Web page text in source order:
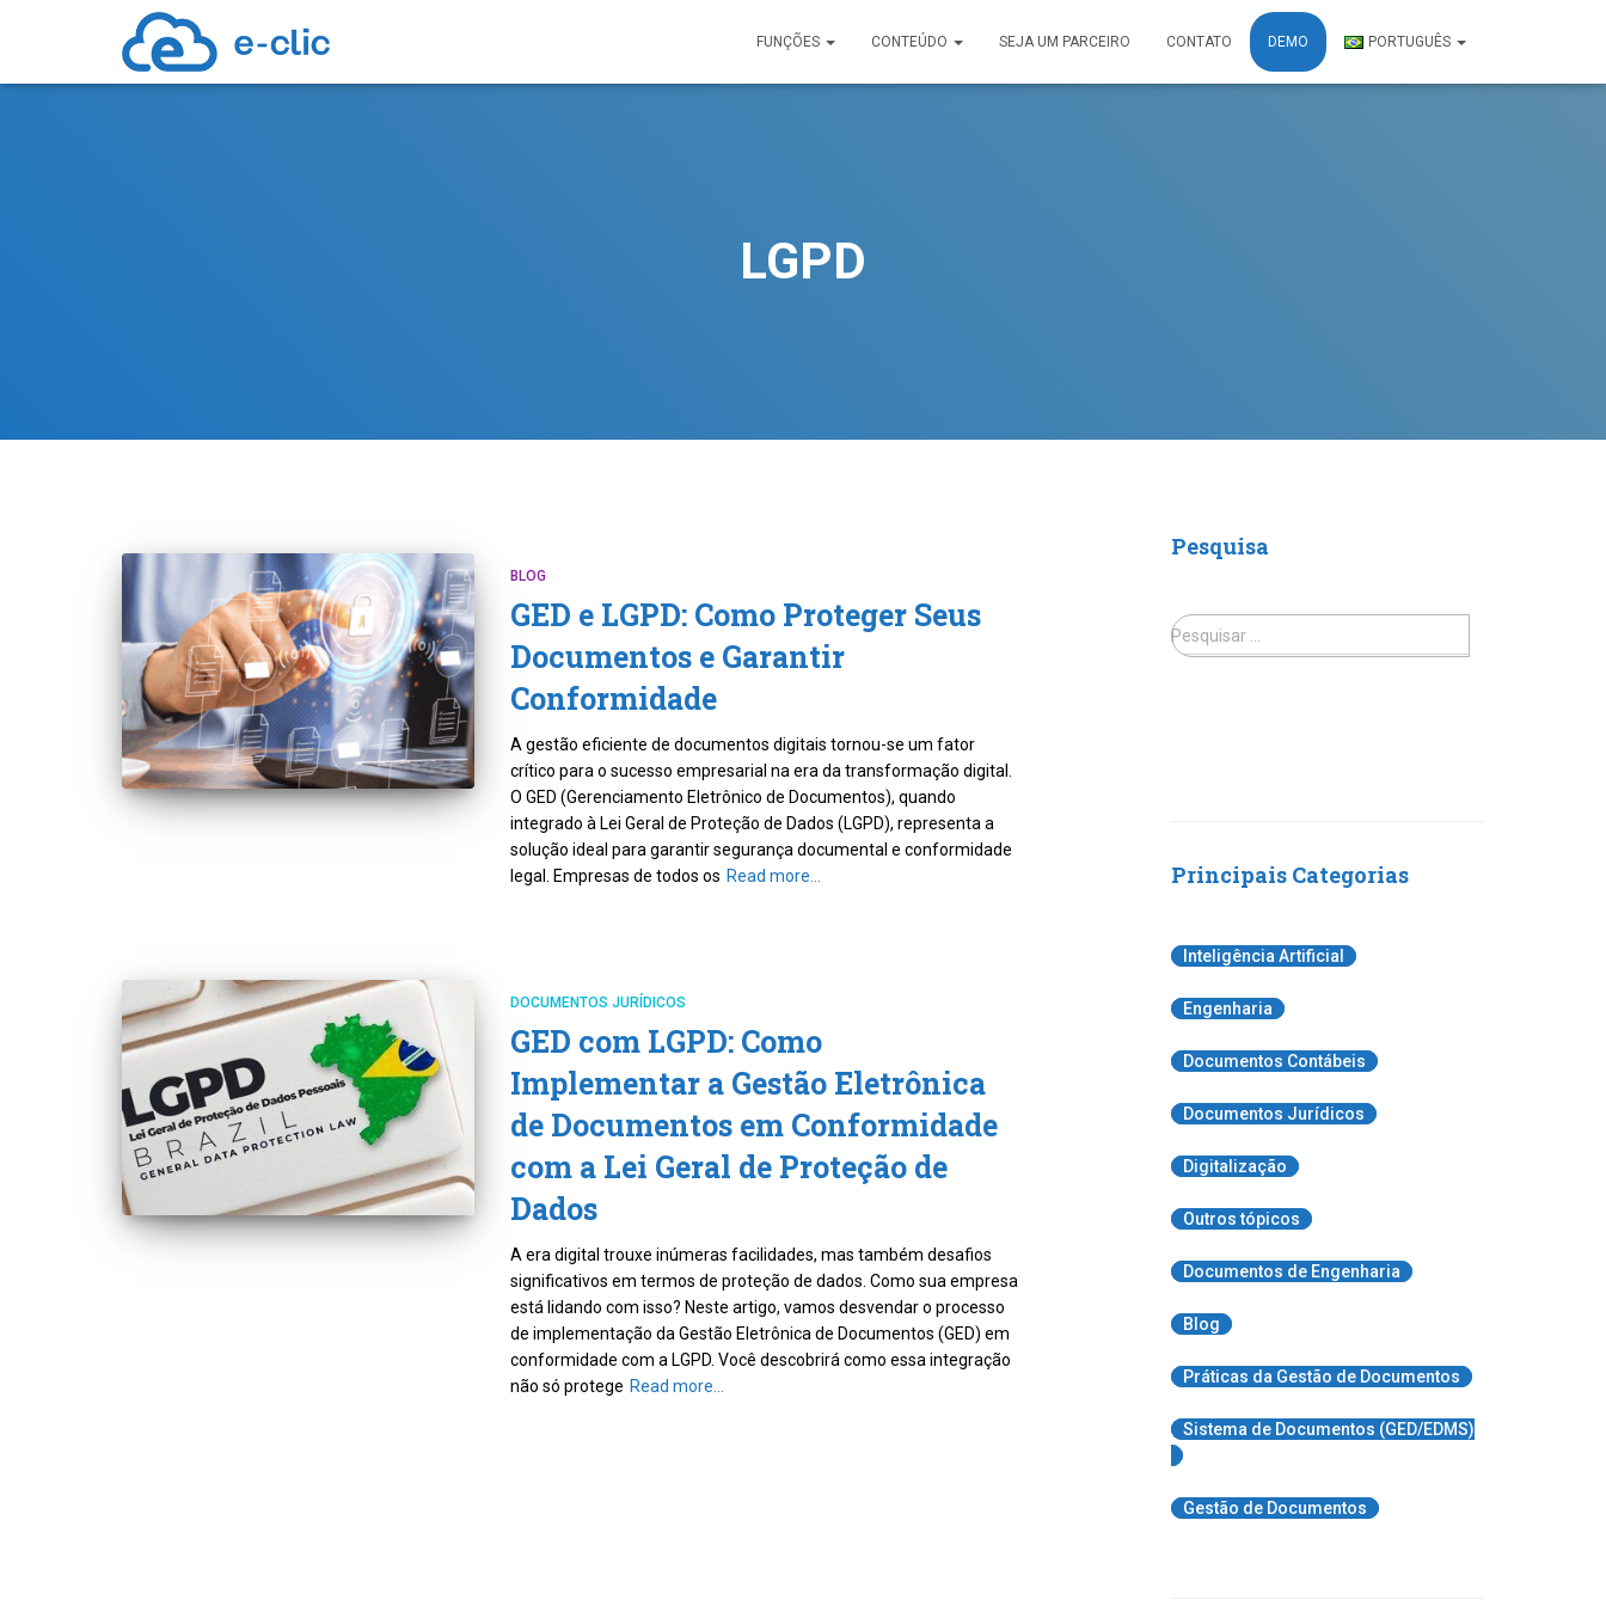
FUNÇÕES CONTEÚDO SEJA UM PARCEIRO CONTATO DEMO PORTUGUÊS
LGPD
BLOG
GED e LGPD: Como Proteger Seus
Documentos e Garantir
Conformidade
A gestão eficiente de documentos digitais tornou-se um fator
crítico para o sucesso empresarial na era da transformação digital.
O GED (Gerenciamento Eletrônico de Documentos), quando
integrado à Lei Geral de Proteção de Dados (LGPD), representa a
solução ideal para garantir segurança documental e conformidade
legal. Empresas de todos os Read more…
DOCUMENTOS JURÍDICOS
GED com LGPD: Como
Implementar a Gestão Eletrônica
de Documentos em Conformidade
com a Lei Geral de Proteção de
Dados
A era digital trouxe inúmeras facilidades, mas também desafios
significativos em termos de proteção de dados. Como sua empresa
está lidando com isso? Neste artigo, vamos desvendar o processo
de implementação da Gestão Eletrônica de Documentos (GED) em
conformidade com a LGPD. Você descobrirá como essa integração
não só protege Read more…
Pesquisa
Pesquisar …
Principais Categorias
Inteligência Artificial
Engenharia
Documentos Contábeis
Documentos Jurídicos
Digitalização
Outros tópicos
Documentos de Engenharia
Blog
Práticas da Gestão de Documentos
Sistema de Documentos (GED/EDMS)
Gestão de Documentos